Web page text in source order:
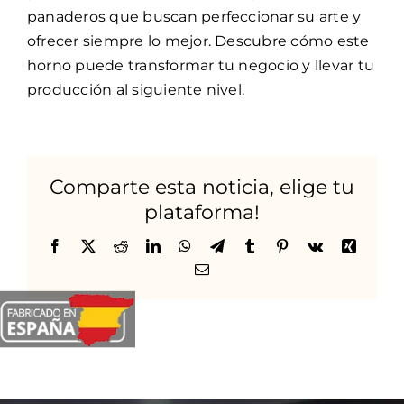
panaderos que buscan perfeccionar su arte y
ofrecer siempre lo mejor. Descubre cómo este
horno puede transformar tu negocio y llevar tu
producción al siguiente nivel.
Comparte esta noticia, elige tu
plataforma!
Facebook
TwitterRedditLinkedInWhatsApp
TelegramTumblr Pinterest
Vk
Xing
Correo